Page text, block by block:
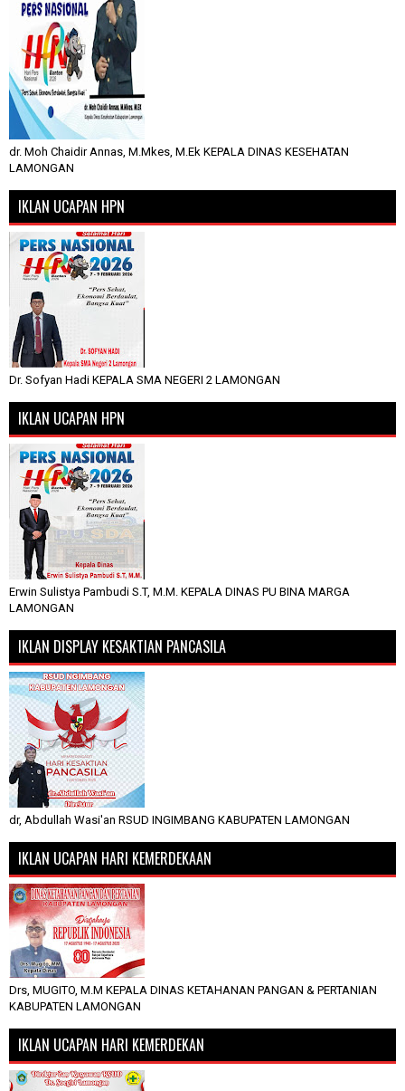
dr. Moh Chaidir Annas, M.Mkes, M.Ek KEPALA DINAS KESEHATAN
LAMONGAN
IKLAN UCAPAN HPN
Dr. Sofyan Hadi KEPALA SMA NEGERI 2 LAMONGAN
IKLAN UCAPAN HPN
Erwin Sulistya Pambudi S.T, M.M. KEPALA DINAS PU BINA MARGA
LAMONGAN
IKLAN DISPLAY KESAKTIAN PANCASILA
dr, Abdullah Wasi'an RSUD INGIMBANG KABUPATEN LAMONGAN
IKLAN UCAPAN HARI KEMERDEKAAN
Drs, MUGITO, M.M KEPALA DINAS KETAHANAN PANGAN & PERTANIAN
KABUPATEN LAMONGAN
IKLAN UCAPAN HARI KEMERDEKAN